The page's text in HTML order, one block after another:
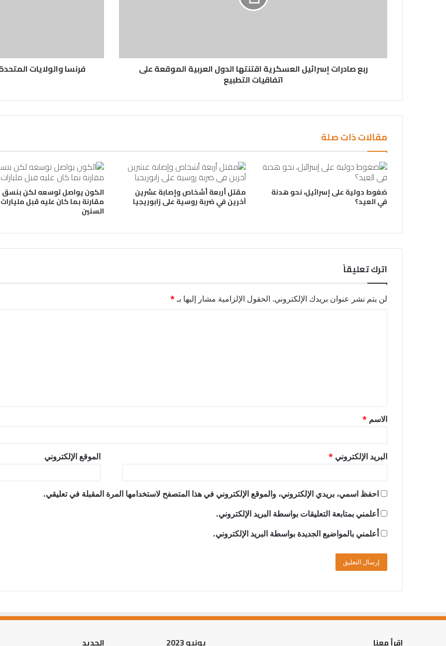
ربع صادرات إسرائيل العسكرية اقتنتها الدول العربية الموقعة على
اتفاقيات التطبيع
فرنسا والولايات
مقالات ذات صلة
ضغوط دولية على إسرائيل، نحو هدنة
في العيد؟
مقتل أربعة أشخاص وإصابة عشرين
آخرين في ضربة روسية على زابوريجيا
الكون يواصل توسعه لكن بنسق
مقارنة بما كان عليه قبل مليارات
السنين
اترك تعليقاً
لن يتم نشر عنوان بريدك الإلكتروني. الحقول الإلزامية مشار إليها بـ*
ق
*
الاسم *
البريد الإلكتروني * الموقع الإلكتروني
احفظ اسمي، بريدي الإلكتروني، والموقع الإلكتروني في هذا المتصفح لاستخدامها المرة المقبلة في تعليقي.
أعلمني بمتابعة التعليقات بواسطة البريد الإلكتروني.
أعلمني بالمواضيع الجديدة بواسطة البريد الإلكتروني.
اقرأ معنا يونيو 2023 الجديد